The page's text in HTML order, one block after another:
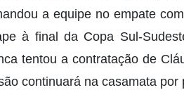
a equipe no empate
à final da Copa Sul-
tentou a contratação de
continuará na casamata